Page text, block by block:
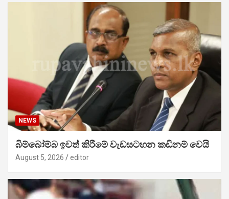
NEWS
බිම්බෝම්බ ඉවත් කිරීමේ වැඩසටහන කඩිනම් වෙයි
August 5, 2026 editor